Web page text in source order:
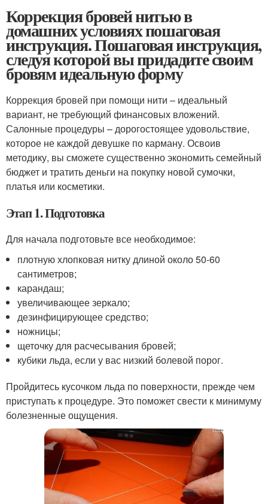
Коррекция бровей нитью в
домашних условиях пошаговая
инструкция. Пошаговая инструкция,
следуя которой вы придадите своим
бровям идеальную форму
Коррекция бровей при помощи нити – идеальный
вариант, не требующий финансовых вложений.
Салонные процедуры – дорогостоящее удовольствие,
которое не каждой девушке по карману. Освоив
методику, вы сможете существенно экономить семейный
бюджет и тратить деньги на покупку новой сумочки,
платья или косметики.
Этап 1. Подготовка
Для начала подготовьте все необходимое:
плотную хлопковая нитку длиной около 50-60
сантиметров;
карандаш;
увеличивающее зеркало;
дезинфицирующее средство;
ножницы;
щеточку для расчесывания бровей;
кубики льда, если у вас низкий болевой порог.
Пройдитесь кусочком льда по поверхности, прежде чем
приступать к процедуре. Это поможет свести к минимуму
болезненные ощущения.